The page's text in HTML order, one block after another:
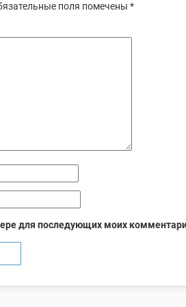
поля помечены*
для последующих моих